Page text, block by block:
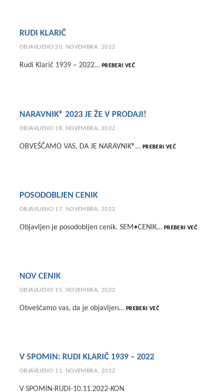
RUDI KLARIČ
OBJAVLJENO20. NOVEMBRA, 2022
Rudi Klarič 1939 – 2022… PREBERI VEČRUDI
NARAVNIK® 2023 JE ŽE V PRODAJI!
OBJAVLJENO 18. NOVEMBRA, 2022
OBVEŠČAMO VAS, DA JE NARAVNIK®… PREBERI VEČNARAVNIK®
POSODOBLJEN CENIK
OBJAVLJENO 17. NOVEMBRA, 2022
Objavljen je posodobljen cenik. SEM•CENIK… PREBERI VEČ
NOV CENIK
OBJAVLJENO 15. NOVEMBRA, 2022
Obveščamo vas, da je objavljen… PREBERI VEČNOV
V SPOMIN: RUDI KLARIČ 1939 – 2022
OBJAVLJENO 11. NOVEMBRA, 2022
V SPOMIN-RUDI-10.11.2022-KON